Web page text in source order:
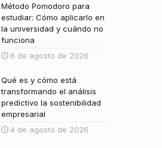
Método Pomodoro para
estudiar: Cómo aplicarlo en
la universidad y cuándo no
funciona
6 de agosto de 2026
Qué es y cómo está
transformando el análisis
predictivo la sostenibilidad
empresarial
4 de agosto de 2026